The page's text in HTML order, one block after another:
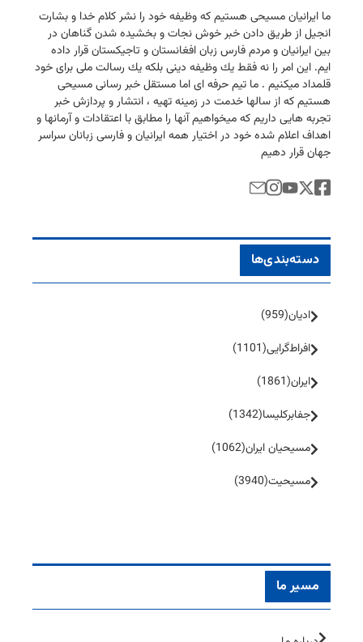
ما ایرانیان مسیحی هستیم كه وظیفه خود را نشر كلام خدا و بشارت
انجیل از طریق دادن خبر خوش نجات و بخشیده شدن گناهان در
بین ایرانیان و مردم فارس زبان افغانستان و تاجیكستان قرار داده
ایم. این امر را نه فقط یك وظیفه دینی بلكه یك رسالت ملی برای خود
قلمداد میكنیم . ما تیم حرفه ای اما مستقل خبر رسانی مسیحی
هستیم كه از سالها خدمت در زمینه تهیه ، انتشار و پردازش خبر
تجربه هایی داریم كه میخواهیم آنها را مطابق با اعتقادات و آرمانها و
اهداف اعلام شده خود در اختیار همه ایرانیان و فارسی زبانان سراسر
جهان قرار دهیم
دسته‌بندی‌ها
ادیان(959)
افراط‌گرایی(1101)
ایران(1861)
جفا‌بر‌کلیسا(1342)
مسیحیان ایران(1062)
مسیحیت(3940)
مسیر ما